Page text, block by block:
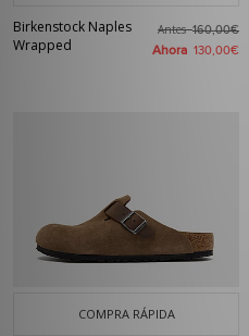
Birkenstock Naples
Wrapped
Antes160,00€
Ahora 130,00€
COMPRA RÁPIDA